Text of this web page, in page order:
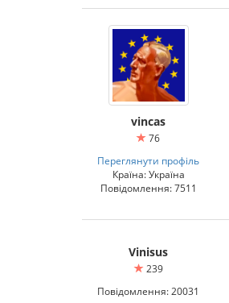
vincas
76
Переглянути профіль
Країна: Україна
Повідомлення: 7511
Vinisus
239
Повідомлення: 20031